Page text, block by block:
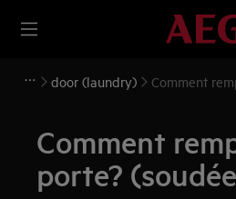
door (laundry) Comment
Comment
porte?